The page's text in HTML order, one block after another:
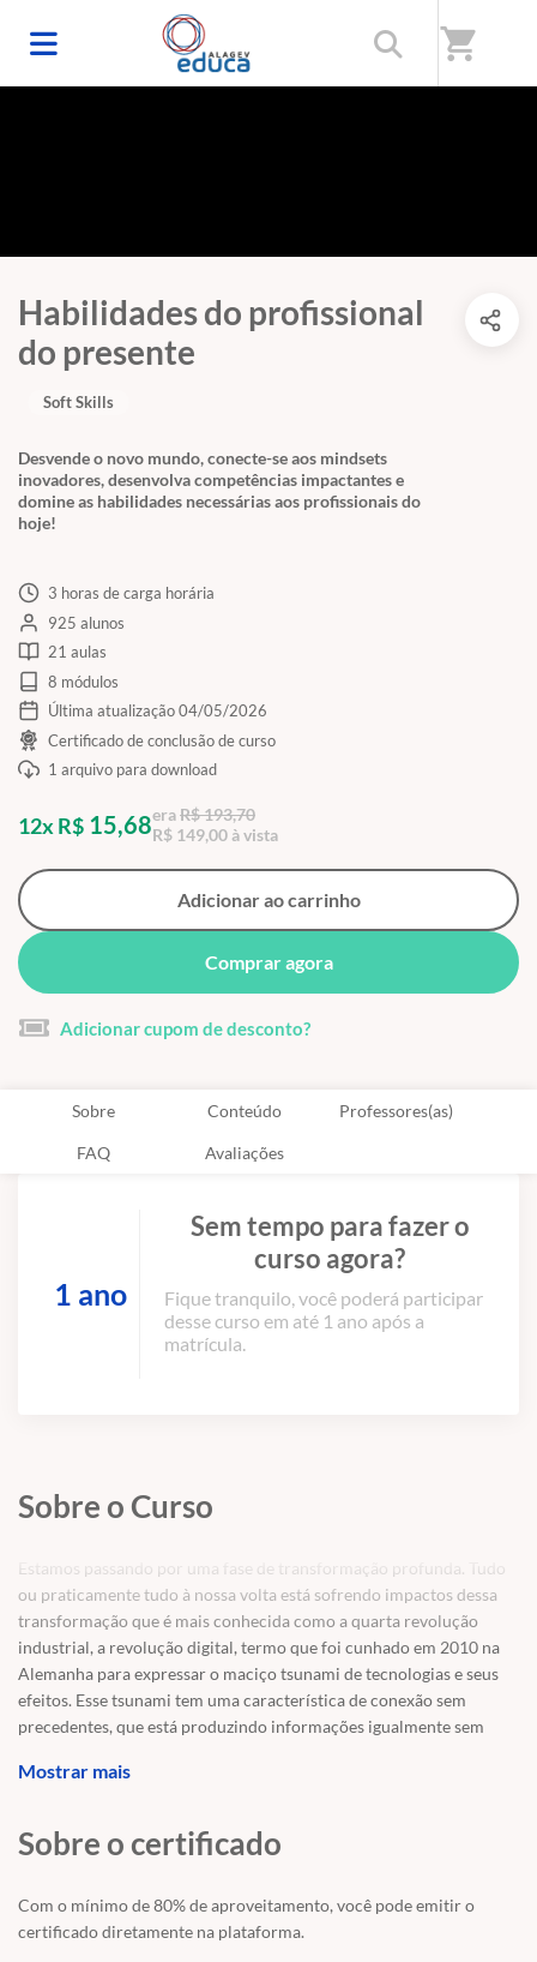
shopping_cart
Habilidades do profissional
do presente
Desvende o novo mundo, conecte-se aos mindsets
inovadores, desenvolva competências impactantes e
domine as habilidades necessárias aos profissionais do
hoje!
Soft Skills
3 horas de carga horária
925 alunos
21 aulas
8 módulos
Última atualização 04/05/2026
Certificado de conclusão de curso
1 arquivo para download
12x R$ 15,68eraR$ 193,70
R$ 149,00 à vista
Adicionar ao carrinho
Comprar agora
Adicionar cupom de desconto?
Sobre Conteúdo Professores(as)
FAQ Avaliações
1 ano
Sem tempo para fazer o
curso agora?
Fique tranquilo, você poderá participar
desse curso em até 1 ano após a
matrícula.
Sobre o Curso
Estamos passando por uma fase de transformação profunda. Tudo
ou praticamente tudo à nossa volta está sofrendo impactos dessa
transformação que é mais conhecida como a quarta revolução
industrial, a revolução digital, termo que foi cunhado em 2010 na
Alemanha para expressar o maciço tsunami de tecnologias e seus
efeitos. Esse tsunami tem uma característica de conexão sem
precedentes, que está produzindo informações igualmente sem
se renovando a cada 12 horas.
Vamos falar dos mindsets fixo e crescimento e dos 05 mindsets dos
Mostrar mais
Sobre o certificado
Com o mínimo de 80% de aproveitamento, você pode emitir o
certificado diretamente na plataforma.